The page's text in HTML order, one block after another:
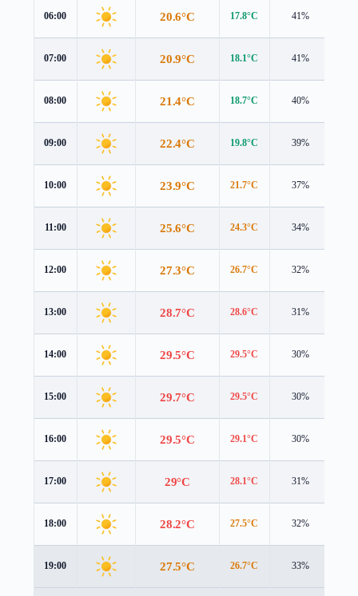
06:00 20.6°C 17.8°C 41%
07:00 20.9°C 18.1°C 41%
08:00 21.4°C 18.7°C 40%
09:00 22.4°C 19.8°C 39%
10:00 23.9°C 21.7°C 37%
11:00 25.6°C 24.3°C 34%
12:00 27.3°C 26.7°C 32%
13:00 28.7°C 28.6°C 31%
14:00 29.5°C 29.5°C 30%
15:00 29.7°C 29.5°C 30%
16:00 29.5°C 29.1°C 30%
17:00 29°C 28.1°C 31%
18:00 28.2°C 27.5°C 32%
19:00 27.5°C 26.7°C 33%